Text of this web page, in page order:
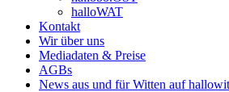
halloWAT
Kontakt
Wir über uns
Mediadaten & Preise
AGBs
News aus und für Witten auf